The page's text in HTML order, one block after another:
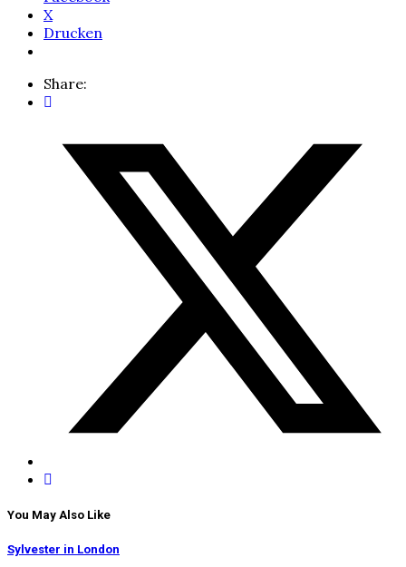
X
Drucken
Share:
You May Also Like
Sylvester in London